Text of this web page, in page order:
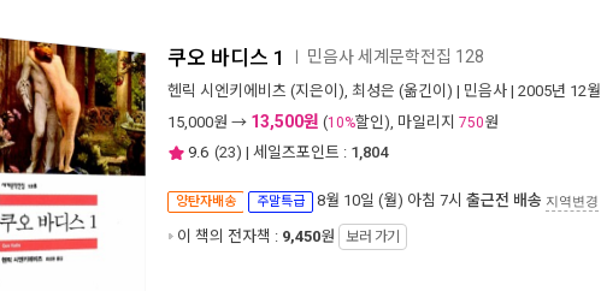
쿠오 바디스 1 민음사 세계문학전집 128
헨릭 시엔키에비츠 (지은이), 최성은 (옮긴이) | 민음사 | 2005년 12월
15,000원 → 13,500원 (10%할인), 마일리지 750원
9.6 (23) | 세일즈포인트 : 1,804
양탄자배송 주말특급 8월 10일 (월) 아침 7시 출근전 배송 지역변경
이 책의 전자책 : 9,450원 보러 가기